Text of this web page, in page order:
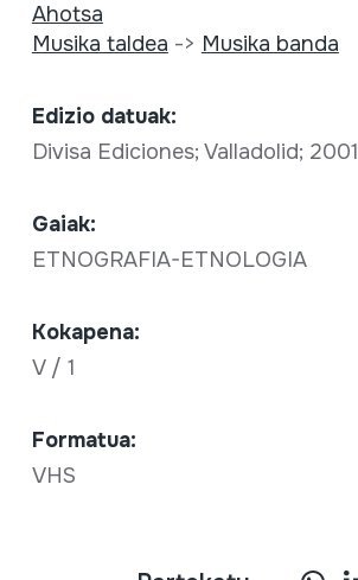
Ahotsa
Musika taldea -> Musika banda
Edizio datuak:
Divisa Ediciones; Valladolid; 2001
Gaiak:
ETNOGRAFIA-ETNOLOGIA
Kokapena:
V / 1
Formatua:
VHS